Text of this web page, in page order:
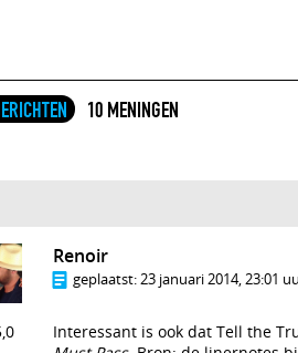
10 MENINGEN
Renoir
geplaatst:23 januari 2014, 23:01
Interessant is ook dat Tell the